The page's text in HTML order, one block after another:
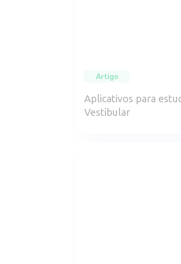
Artigo
Aplicativos para
Vestibular